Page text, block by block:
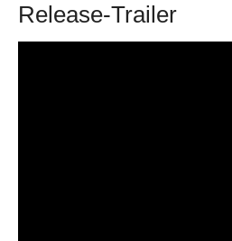
Release-Trailer